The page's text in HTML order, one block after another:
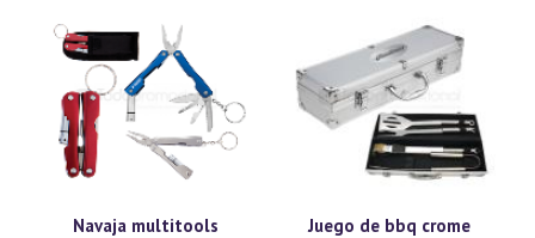
Navaja multitools Juego de bbq crome